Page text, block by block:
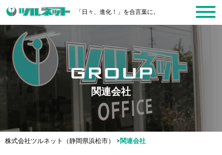
「日々、進化！」を合言葉に。
group
関連会社
株式会社ツルネット（静岡県浜松市） >関連会社